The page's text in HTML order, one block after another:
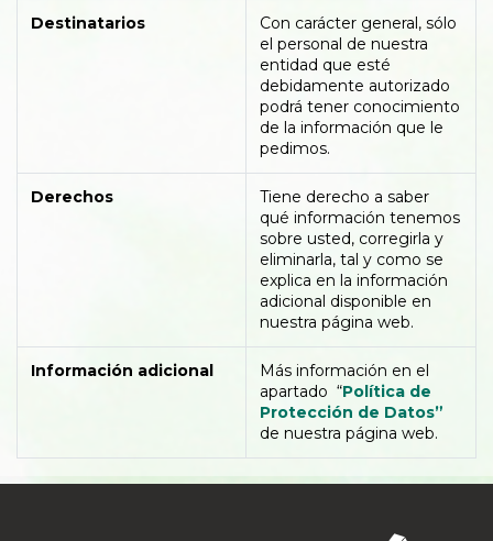
Destinatarios
Con carácter general, sólo
el personal de nuestra
entidad que esté
debidamente autorizado
podrá tener conocimiento
de la información que le
pedimos.
Derechos
Tiene derecho a saber
qué información tenemos
sobre usted, corregirla y
eliminarla, tal y como se
explica en la información
adicional disponible en
nuestra página web.
Información adicional
Más información en el
apartado “Política de
Protección de Datos”
de nuestra página web.